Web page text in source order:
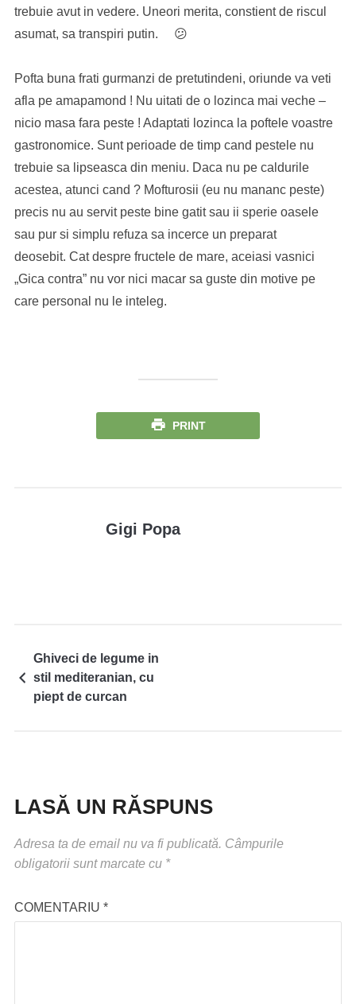
trebuie avut in vedere. Uneori merita, constient de riscul
asumat, sa transpiri putin. 😕
Pofta buna frati gurmanzi de pretutindeni, oriunde va veti
afla pe amapamond ! Nu uitati de o lozinca mai veche –
nicio masa fara peste ! Adaptati lozinca la poftele voastre
gastronomice. Sunt perioade de timp cand pestele nu
trebuie sa lipseasca din meniu. Daca nu pe caldurile
acestea, atunci cand ? Mofturosii (eu nu mananc peste)
precis nu au servit peste bine gatit sau ii sperie oasele
sau pur si simplu refuza sa incerce un preparat
deosebit. Cat despre fructele de mare, aceiasi vasnici
„Gica contra” nu vor nici macar sa guste din motive pe
care personal nu le inteleg.
PRINT
Gigi Popa
Ghiveci de legume in
stil mediteranian, cu
piept de curcan
LASĂ UN RĂSPUNS
Adresa ta de email nu va fi publicată. Câmpurile
obligatorii sunt marcate cu *
COMENTARIU *